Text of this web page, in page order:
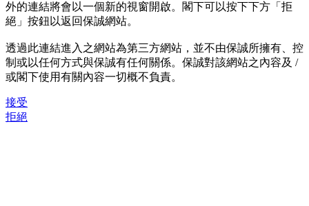
外的連結將會以一個新的視窗開啟。閣下可以按下下方「拒
絕」按鈕以返回保誠網站。
透過此連結進入之網站為第三方網站，並不由保誠所擁有、控
制或以任何方式與保誠有任何關係。保誠對該網站之內容及 /
或閣下使用有關內容一切概不負責。
接受
拒絕